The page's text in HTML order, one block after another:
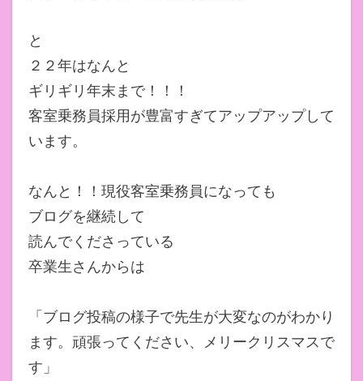
と
２２年はなんと
ギリギリ年末まで！！！
客室乗務員採用が豊富すぎてアップアップして
います。
なんと！！現役客室乗務員になっても
ブログを継続して
読んでくださっている
卒業生さんからは
「ブログ投稿の様子で先生が大変なのがわかり
ます。頑張ってください、メリークリスマスで
す」